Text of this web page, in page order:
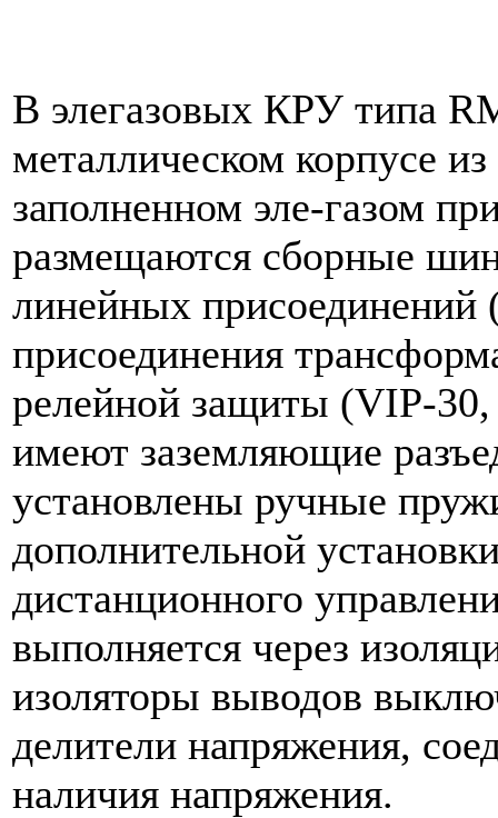
В элегазовых КРУ типа
металлическом корпусе
заполненном эле-газом
размещаются сборные
линейных присоединений
присоединения
релейной защиты (VIP-
имеют заземляющие
установлены ручные
дополнительной
дистанционного
выполняется через
изоляторы выводов
делители напряжения,
наличия напряжения.